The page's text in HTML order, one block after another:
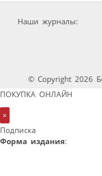
Наши журналы:
© Copyright 2026
ПОКУПКА ОНЛАЙН
×
Подписка
Форма издания: